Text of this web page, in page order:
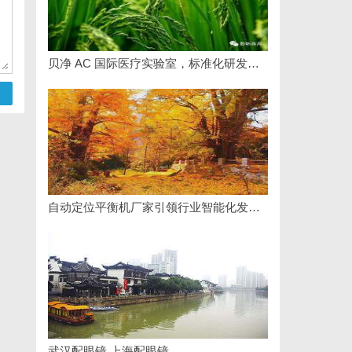
贝净 AC 国际医疗实验室，标准化研发体系全解析
自动定位平衡机厂家引领行业智能化发展新趋势